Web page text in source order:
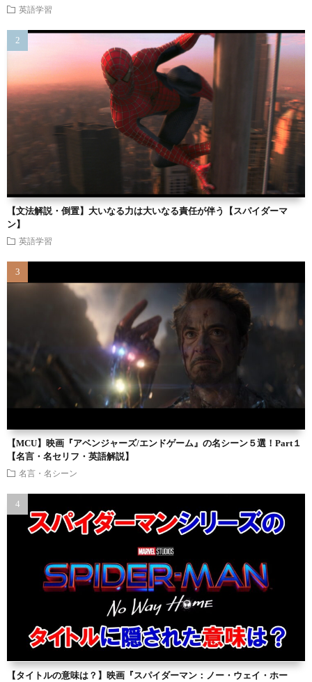
英語学習
【文法解説・倒置】大いなる力は大いなる責任が伴う【スパイダーマ
ン】
英語学習
【MCU】映画『アベンジャーズ/エンドゲーム』の名シーン５選！Part１
【名言・名セリフ・英語解説】
名言・名シーン
【タイトルの意味は？】映画『スパイダーマン：ノー・ウェイ・ホー